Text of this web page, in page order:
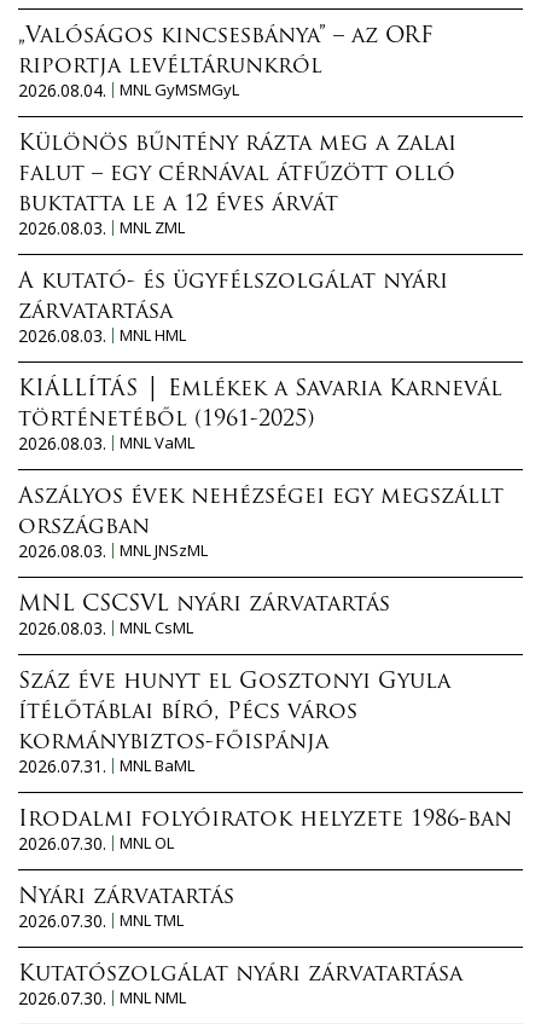
„Valóságos kincsesbánya” – az ORF
riportja levéltárunkról
2026.08.04.
MNL GyMSMGyL
Különös bűntény rázta meg a zalai
falut – egy cérnával átfűzött olló
buktatta le a 12 éves árvát
2026.08.03.
MNL ZML
A kutató- és ügyfélszolgálat nyári
zárvatartása
2026.08.03.
MNL HML
KIÁLLÍTÁS │ Emlékek a Savaria Karnevál
történetéből (1961-2025)
2026.08.03.
MNL VaML
Aszályos évek nehézségei egy megszállt
országban
2026.08.03.
MNL JNSzML
MNL CSCSVL nyári zárvatartás
2026.08.03.
MNL CsML
Száz éve hunyt el Gosztonyi Gyula
ítélőtáblai bíró, Pécs város
kormánybiztos-főispánja
2026.07.31.
MNL BaML
Irodalmi folyóiratok helyzete 1986-ban
2026.07.30.
MNL OL
Nyári zárvatartás
2026.07.30.
MNL TML
Kutatószolgálat nyári zárvatartása
2026.07.30.
MNL NML